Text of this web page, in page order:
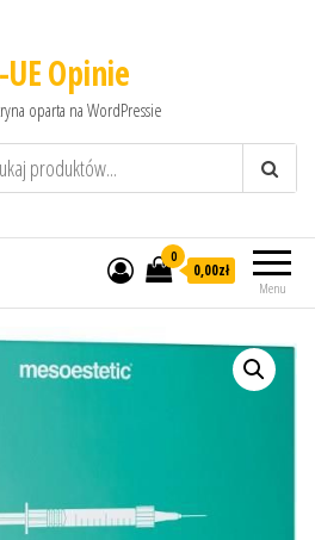
UE Opinie
oparta na WordPressie
Menu
0
0,00zł